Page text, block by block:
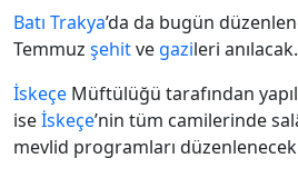
Batı Trakya’da da bugün
Temmuz şehitve gazileri anılacak.
İskeçe Müftülüğü tarafından
iseİskeçe’nin tüm camilerinde
mevlid programları